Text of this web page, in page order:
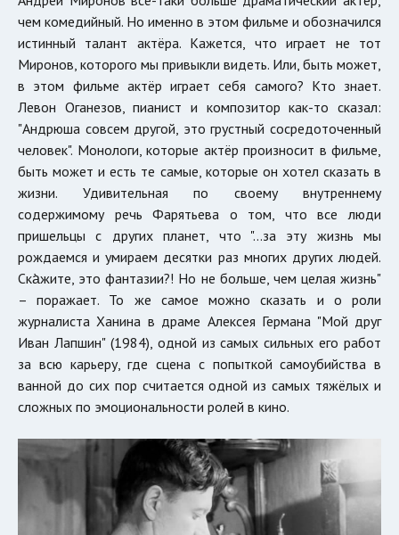
чем комедийный. Но именно в этом фильме и обозначился
истинный талант актёра. Кажется, что играет не тот
Миронов, которого мы привыкли видеть. Или, быть может,
в этом фильме актёр играет себя самого? Кто знает.
Левон Оганезов, пианист и композитор как-то сказал:
"Андрюша совсем другой, это грустный сосредоточенный
человек". Монологи, которые актёр произносит в фильме,
быть может и есть те самые, которые он хотел сказать в
жизни. Удивительная по своему внутреннему
содержимому речь Фарятьева о том, что все люди
пришельцы с других планет, что "...за эту жизнь мы
рождаемся и умираем десятки раз многих других людей.
Ска̀жите, это фантазии?! Но не больше, чем целая жизнь"
– поражает. То же самое можно сказать и о роли
журналиста Ханина в драме Алексея Германа "Мой друг
Иван Лапшин" (1984), одной из самых сильных его работ
за всю карьеру, где сцена с попыткой самоубийства в
ванной до сих пор считается одной из самых тяжёлых и
сложных по эмоциональности ролей в кино.